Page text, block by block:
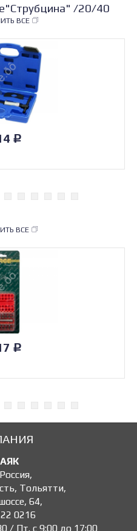
/20/40
ВСЕ
Р
ВСЕ
Р
Россия,
Тольятти,
64,
0216
/ Пт. с 9:00 до 17:00